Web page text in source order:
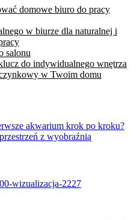
domowe biuro do pracy
w biurze dla naturalnej i
salonu
do indywidualnego wnętrza
w Twoim domu
akwarium krok po kroku?
z wyobraźnią